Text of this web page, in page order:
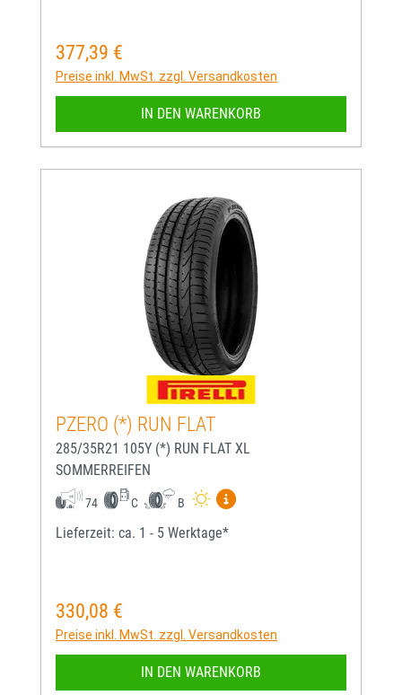
Regulärer Preis:
377,39 €
Preise inkl. MwSt. zzgl. Versandkosten
IN DEN WARENKORB
PZERO (*) RUN FLAT
285/35R21 105Y (*) RUN FLAT XL
SOMMERREIFEN
74 C B
Mehr Informationen zum
Lieferzeit: ca. 1 - 5 Werktage*
Regulärer Preis:
330,08 €
Preise inkl. MwSt. zzgl. Versandkosten
IN DEN WARENKORB